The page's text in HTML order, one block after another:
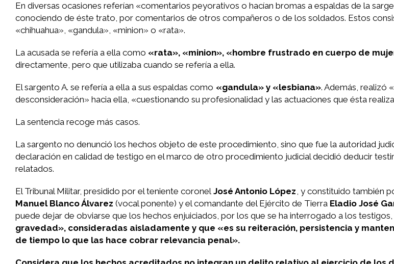
En diversas ocasiones referían «comentarios peyorativos o hacían bromas a espaldas de la
conociendo de éste trato, por comentarios de otros compañeros o de los soldados. Estos
«chihuahua», «gandula», «minion» o «rata».
La acusada se refería a ella como «rata», «minion», «hombre frustrado en cuerpo de
directamente, pero que utilizaba cuando se refería a ella.
El sargento A. se refería a ella a sus espaldas como «gandula» y «lesbiana». Además, realizó
desconsideración» hacia ella, «cuestionando su profesionalidad y las actuaciones que ésta
La sentencia recoge más casos.
La sargento no denunció los hechos objeto de este procedimiento, sino que fue la autoridad
declaración en calidad de testigo en el marco de otro procedimiento judicial decidió deducir
relatados.
El Tribunal Militar, presidido por el teniente coronel José Antonio López, y constituido también
Manuel Blanco Álvarez (vocal ponente) y el comandante del Ejército de Tierra Eladio José
puede dejar de obviarse que los hechos enjuiciados, por los que se ha interrogado a los testigos,
gravedad», consideradas aisladamente y que «es su reiteración, persistencia y
de tiempo lo que las hace cobrar relevancia penal».